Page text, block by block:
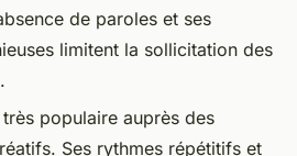
de paroles et ses
limitent la sollicitation des
très populaire auprès des
Ses rythmes répétitifs et